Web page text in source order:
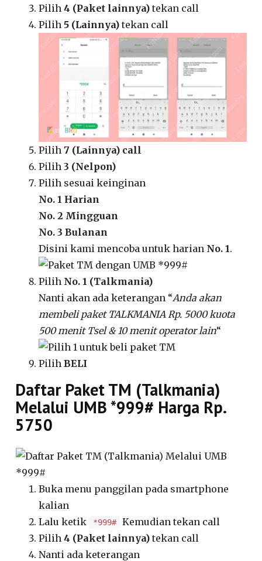
Pilih4 (Paket lainnya) tekan call
Pilih 5 (Lainnya) tekan call
Pilih7 (Lainnya) call
Pilih3 (Nelpon)
Pilih sesuai keinginan
No. 1 Harian
No. 2 Mingguan
No. 3 Bulanan
Disini kami mencoba untuk harian No. 1.
Pilih No. 1 (Talkmania)
Nanti akan ada keterangan “Anda akan
membeli paket TALKMANIA Rp. 5000 kuota
500 menit Tsel & 10 menit operator lain“
PilihBELI
Daftar Paket TM (Talkmania)
Melalui UMB *999# Harga Rp.
5750
Buka menu panggilan pada smartphone
kalian
Lalu ketik
*999#
Kemudian tekan call
Pilih4 (Paket lainnya) tekan call
Nanti ada keterangan